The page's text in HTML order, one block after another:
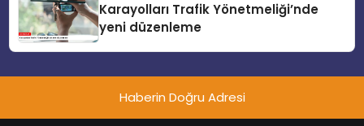
Karayolları Trafik Yönetmeliği’nde
yeni düzenleme
Haberin Doğru Adresi